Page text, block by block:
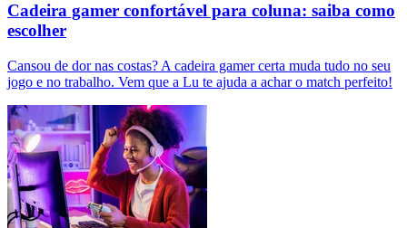
Cadeira gamer confortável para coluna: saiba como
escolher
Cansou de dor nas costas? A cadeira gamer certa muda tudo no seu
jogo e no trabalho. Vem que a Lu te ajuda a achar o match perfeito!